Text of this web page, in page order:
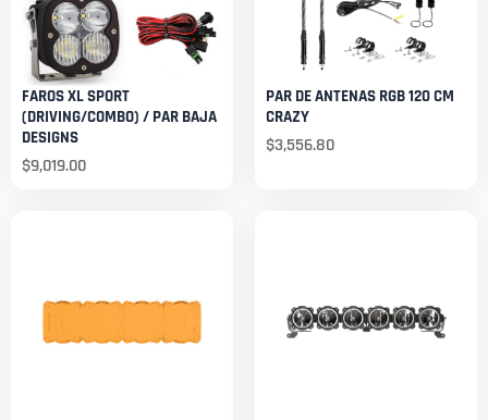
FAROS XL SPORT
(DRIVING/COMBO) / PAR BAJA
DESIGNS
$9,019.00
PAR DE ANTENAS RGB 120 CM
CRAZY
$3,556.80